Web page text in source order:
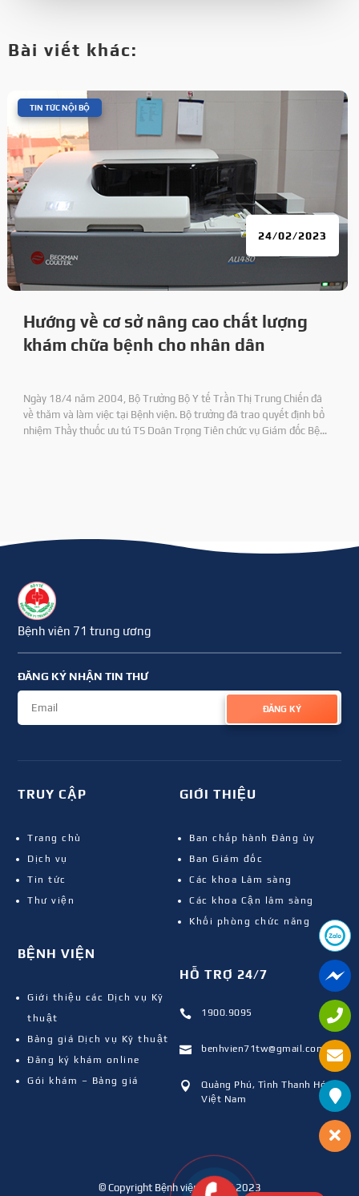
Bài viết khác:
Hướng về cơ sở nâng cao chất lượng
khám chữa bệnh cho nhân dân
24/02/2023
TIN TỨC NỘI BỘ
Ngày 18/4 năm 2004, Bộ Trưởng Bộ Y tế Trần Thị Trung Chiến đã
về thăm và làm việc tại Bệnh viện. Bộ trưởng đã trao quyết định bổ
nhiệm Thầy thuốc ưu tú TS Doãn Trọng Tiên chức vụ Giám đốc Bệnh
Bệnh viên 71 trung ương
ĐĂNG KÝ NHẬN TIN THƯ
ĐĂNG KÝ
TRUY CẬP
Trang chủ
Dịch vụ
Tin tức
Thư viện
BỆNH VIỆN
Giới thiệu các Dịch vụ Kỹ
thuật
Bảng giá Dịch vụ Kỹ thuật
Đăng ký khám online
Gói khám – Bảng giá
GIỚI THIỆU
Ban chấp hành Đảng ủy
Ban Giám đốc
Các khoa Lâm sàng
Các khoa Cận lâm sàng
Khối phòng chức năng
HỖ TRỢ 24/7
 1900.9095
 benhvien71tw@gmail.com

Quảng Phú, Tỉnh Thanh Hóa,
Việt Nam
© Copyright Bệnh viện 71 TW 2023